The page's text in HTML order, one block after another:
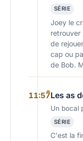
SÉRIE
Joey le
retrouver
de
cap ou
de Bob.
11:57Les as
Un bocal
SÉRIE
C'est la